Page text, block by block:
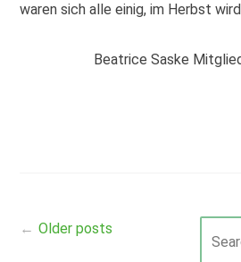
waren sich alle einig, im Herbst
Beatrice Saske
Older posts
for: